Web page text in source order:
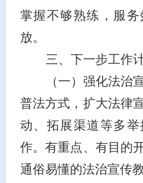
掌握不够熟练，服
放。
三、下一步工作
（一）强化法治
普法方式，扩大法律
动、拓展渠道等多
作。有重点、有目 的
通俗易懂的法治宣传教